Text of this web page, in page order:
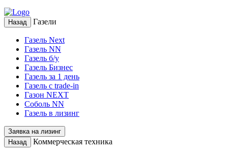
Назад Газели
Газель Next
Газель NN
Газель б/у
Газель Бизнес
Газель за 1 день
Газель с trade-in
Газон NEXT
Соболь NN
Газель в лизинг
Заявка на лизинг
Назад
Коммерческая техника